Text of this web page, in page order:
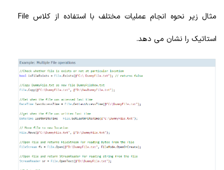
مثال زیر نحوه انجام عملیات مختلف با استفاده از کلاس File
استاتیک را نشان می دهد.